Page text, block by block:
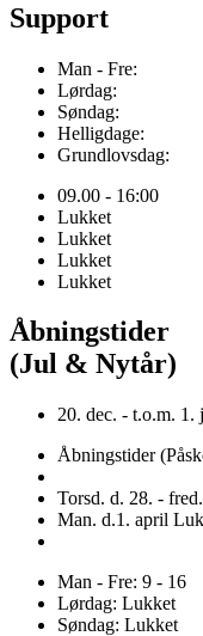
Support
Man - Fre:
Lørdag:
Søndag:
Helligdage:
Grundlovsdag:
09.00 - 16:00
Lukket
Lukket
Lukket
Lukket
Åbningstider
(Jul & Nytår)
20. dec. -
Åbningstider
Torsd. d. 28. -
Man. d.1. april
Man - Fre: 9 - 16
Lørdag: Lukket
Søndag: Lukket